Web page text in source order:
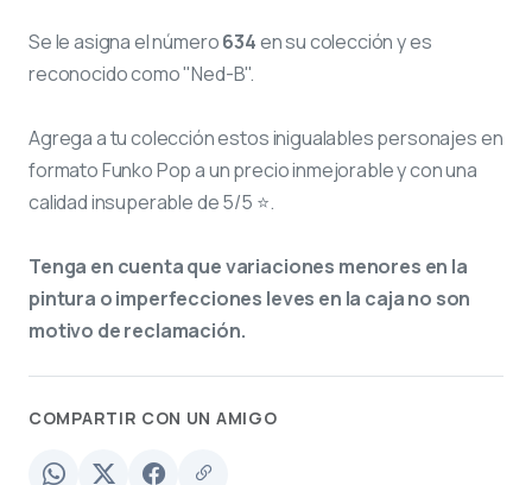
Se le asigna el número634en su colección y es
reconocido como "Ned-B".
Agrega a tu colección estos inigualables personajes en
formato Funko Pop a un precio inmejorable y con una
calidad insuperable de 5/5 ⭐.
Tenga en cuenta que variaciones menores en la
pintura o imperfecciones leves en la caja no son
motivo de reclamación.
COMPARTIR CON UN AMIGO